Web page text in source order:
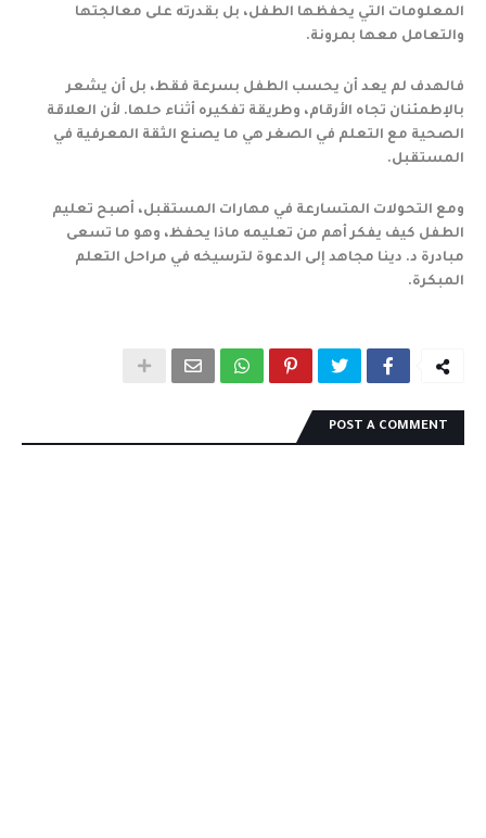
المعلومات التي يحفظها الطفل، بل بقدرته على معالجتها
والتعامل معها بمرونة.
فالهدف لم يعد أن يحسب الطفل بسرعة فقط، بل أن يشعر
بالإطمئنان تجاه الأرقام، وطريقة تفكيره أثناء حلها. لأن العلاقة
الصحية مع التعلم في الصغر هي ما يصنع الثقة المعرفية في
المستقبل.
ومع التحولات المتسارعة في مهارات المستقبل، أصبح تعليم
الطفل كيف يفكر أهم من تعليمه ماذا يحفظ، وهو ما تسعى
مبادرة د. دينا مجاهد إلى الدعوة لترسيخه في مراحل التعلم
المبكرة.
POST A COMMENT